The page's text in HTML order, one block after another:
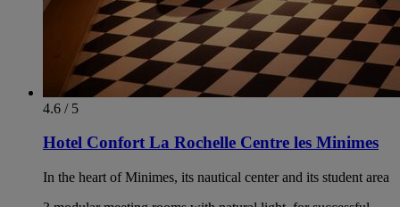
4.6 / 5
Hotel Confort La Rochelle Centre les Minimes
In the heart of Minimes, its nautical center and its student area